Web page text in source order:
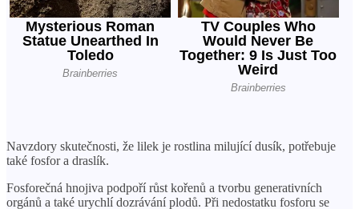
Navzdory skutečnosti, že lilek je rostlina milující dusík, potřebuje
také fosfor a draslík.
Fosforečná hnojiva podpoří růst kořenů a tvorbu generativních
orgánů a také urychlí dozrávání plodů. Při nedostatku fosforu se